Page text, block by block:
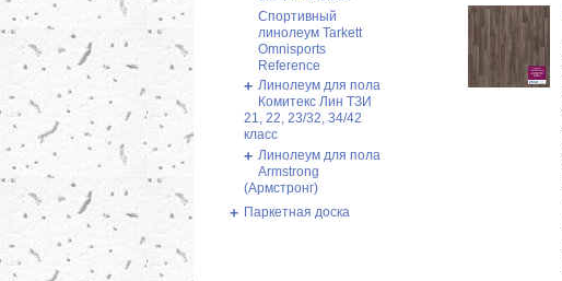
Спортивный
линолеум Tarkett
Omnisports
Reference
+ Линолеум для пола
Комитекс Лин ТЗИ
21, 22, 23/32, 34/42
класс
+ Линолеум для пола
Armstrong
(Армстронг)
+ Паркетная доска